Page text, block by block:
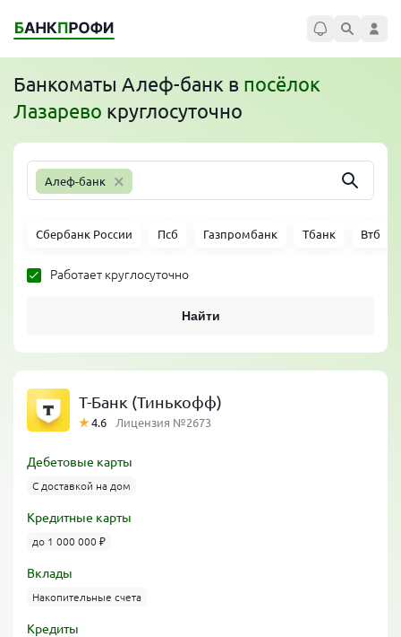
Банкоматы Алеф-банк в посёлок
Лазарево круглосуточно
Алеф-банк ×
Сбербанк России Псб Газпромбанк Тбанк Втб
Работает круглосуточно
Найти
Т-Банк (Тинькофф)
4.6 Лицензия №2673
Дебетовые карты
С доставкой на дом
Кредитные карты
до 1 000 000 ₽
Вклады
Накопительные счета
Кредиты